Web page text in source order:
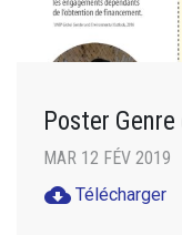
Poster
MAR 12 FÉV 2019
cloud_download Télécharger